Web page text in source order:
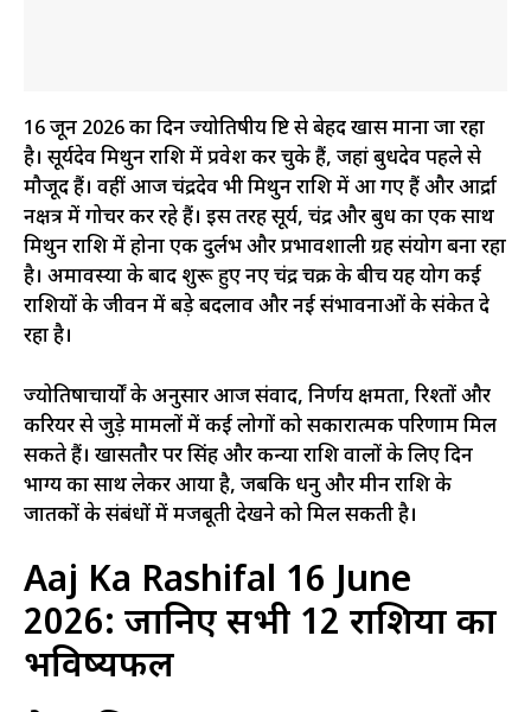
16 जून 2026 का दिन ज्योतिषीय दृष्टि से बेहद खास माना जा रहा
है। सूर्यदेव मिथुन राशि में प्रवेश कर चुके हैं, जहां बुधदेव पहले से
मौजूद हैं। वहीं आज चंद्रदेव भी मिथुन राशि में आ गए हैं और आर्द्रा
नक्षत्र में गोचर कर रहे हैं। इस तरह सूर्य, चंद्र और बुध का एक साथ
मिथुन राशि में होना एक दुर्लभ और प्रभावशाली ग्रह संयोग बना रहा
है। अमावस्या के बाद शुरू हुए नए चंद्र चक्र के बीच यह योग कई
राशियों के जीवन में बड़े बदलाव और नई संभावनाओं के संकेत दे
रहा है।
ज्योतिषाचार्यों के अनुसार आज संवाद, निर्णय क्षमता, रिश्तों और
करियर से जुड़े मामलों में कई लोगों को सकारात्मक परिणाम मिल
सकते हैं। खासतौर पर सिंह और कन्या राशि वालों के लिए दिन
भाग्य का साथ लेकर आया है, जबकि धनु और मीन राशि के
जातकों के संबंधों में मजबूती देखने को मिल सकती है।
Aaj Ka Rashifal 16 June
2026: जानिए सभी 12 राशियों का
भविष्यफल